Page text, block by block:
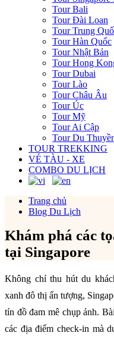
Tour Bali
Tour Đài Loan
Tour Trung
Tour Hàn Quốc
Tour Nhật Bản
Tour Hong
Tour Dubai
Tour Lào
Tour Châu Âu
Tour Úc
Tour Mỹ
Tour Ai Cập
Tour Du
TOUR TREKKING
VÉ TÀU - XE
COMBO DU LỊCH
Trang chủ
Blog Du Lịch
Khám phá các
tại Singapore
Không chỉ thu hút du
xanh đô thị ấn tượng,
tín đồ đam mê chụp ảnh.
các địa điểm check-in mà